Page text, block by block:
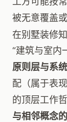
被无意覆盖或
在别墅装修
“建筑与室内
原则层与系
配（属于表
的顶层工作
与相邻概念